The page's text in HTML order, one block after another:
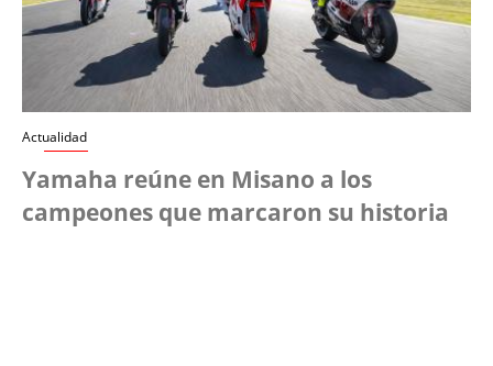
Actualidad
Yamaha reúne en Misano a los
campeones que marcaron su historia